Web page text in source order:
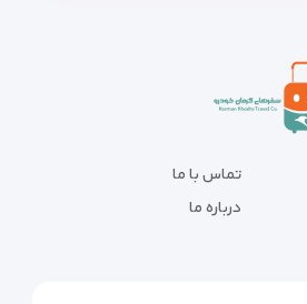
تماس با ما
درباره ما